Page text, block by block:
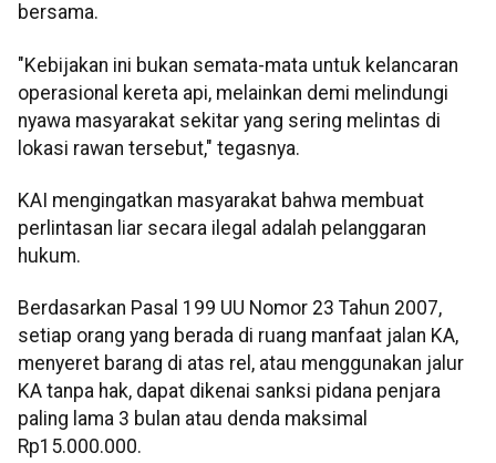
bersama.
"Kebijakan ini bukan semata-mata untuk kelancaran
operasional kereta api, melainkan demi melindungi
nyawa masyarakat sekitar yang sering melintas di
lokasi rawan tersebut," tegasnya.
KAI mengingatkan masyarakat bahwa membuat
perlintasan liar secara ilegal adalah pelanggaran
hukum.
Berdasarkan Pasal 199 UU Nomor 23 Tahun 2007,
setiap orang yang berada di ruang manfaat jalan KA,
menyeret barang di atas rel, atau menggunakan jalur
KA tanpa hak, dapat dikenai sanksi pidana penjara
paling lama 3 bulan atau denda maksimal
Rp15.000.000.